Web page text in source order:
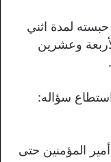
حبسته لمدة اثني
وعشرين
سؤاله:
المؤمنين حتى